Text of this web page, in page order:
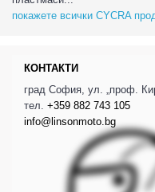
покажете всички CYCRA
КОНТАКТИ
град София, ул. „проф.
тел. +359 882 743 105
info@linsonmoto.bg